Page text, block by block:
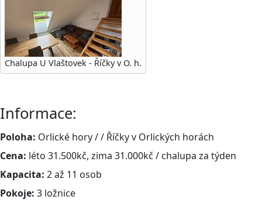
Chalupa U Vlaštovek - Říčky v O. h.
Informace:
Poloha: Orlické hory / / Říčky v Orlických horách
Cena: léto 31.500kč, zima 31.000kč / chalupa za týden
Kapacita: 2 až 11 osob
Pokoje: 3 ložnice